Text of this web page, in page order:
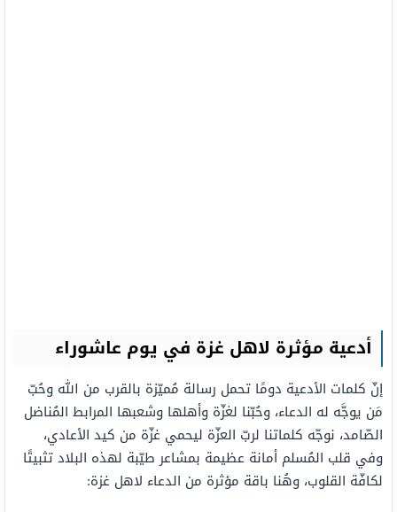
أدعية مؤثرة لاهل غزة في يوم عاشوراء
إنّ كلمات الأدعية دومًا تحمل رسالة مُميّزة بالقرب من الله وحُبّ
مَن يوجَّه له الدعاء، وحُبّنا لغزّة وأهلها وشعبها المرابط المُناضل
الصّامد، نوجّه كلماتنا لربّ العزّة ليحمي غزّة من كيد الأعادي،
وفي قلب المُسلم أمانة عظيمة بمشاعر طيّبة لهذه البلاد تثبيتًا
لكافّة القلوب، وهُنا باقة مؤثرة من الدعاء لاهل غزة: